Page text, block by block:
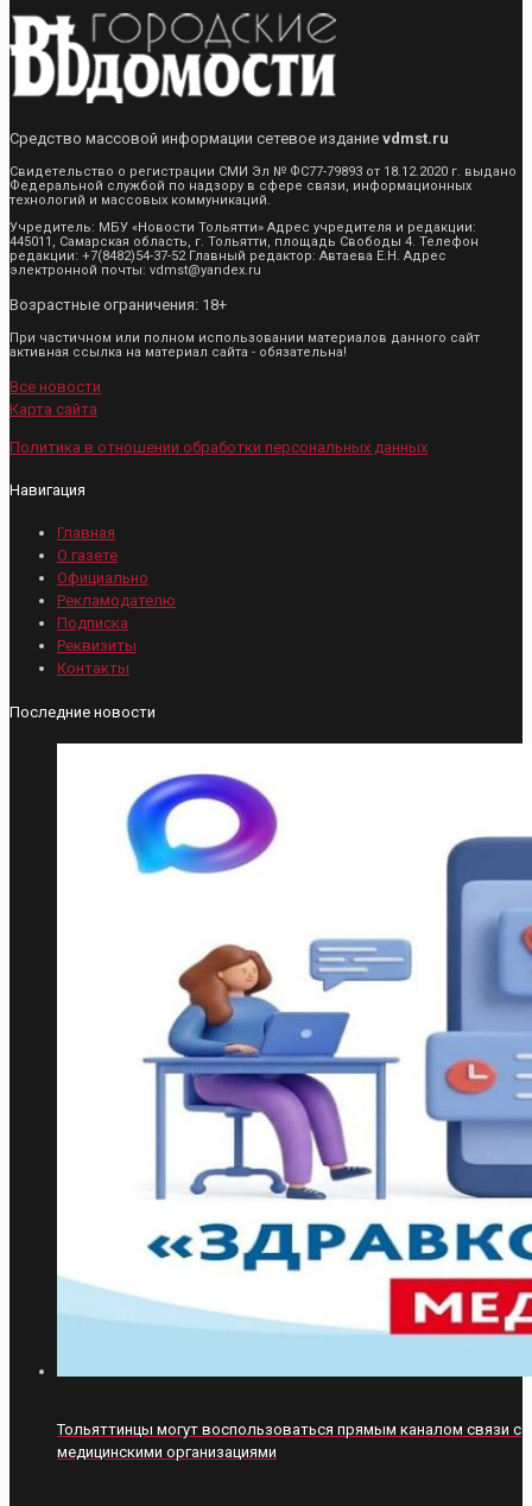
Средство массовой информации сетевое издание vdmst.ru
Свидетельство о регистрации СМИ Эл № ФС77-79893 от 18.12.2020 г. выдано
Федеральной службой по надзору в сфере связи, информационных
технологий и массовых коммуникаций.
Учредитель: МБУ «Новости Тольятти» Адрес учредителя и редакции:
445011, Самарская область, г. Тольятти, площадь Свободы 4. Телефон
редакции: +7(8482)54-37-52 Главный редактор: Автаева Е.Н. Адрес
электронной почты: vdmst@yandex.ru
Возрастные ограничения: 18+
При частичном или полном использовании материалов данного сайт
активная ссылка на материал сайта - обязательна!
Все новости
Карта сайта
Политика в отношении обработки персональных данных
Навигация
Главная
О газете
Официально
Рекламодателю
Подписка
Реквизиты
Контакты
Последние новости
Тольяттинцы могут воспользоваться прямым каналом связи с
медицинскими организациями